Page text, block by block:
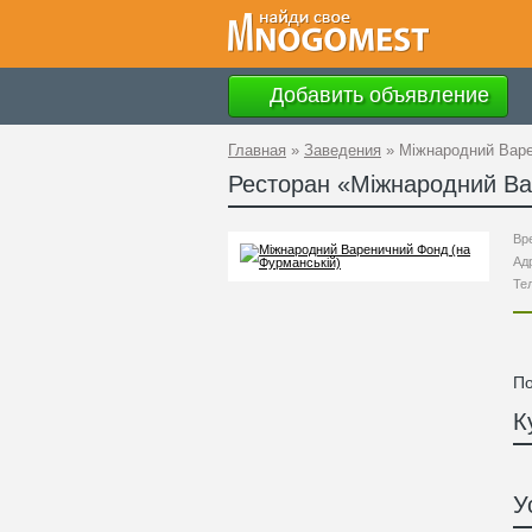
Добавить объявление
Главная » Заведения » Міжнародний
Ресторан «Міжнародний